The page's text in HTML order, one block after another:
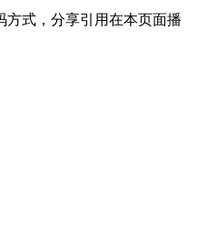
方式，分享引用在本页面播